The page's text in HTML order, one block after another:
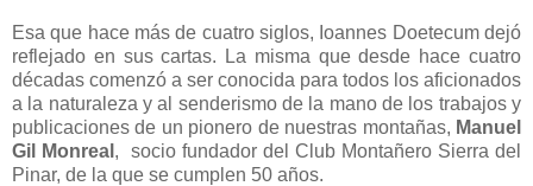
Esa que hace más de cuatro siglos, Ioannes Doetecum dejó
reflejado en sus cartas. La misma que desde hace cuatro
décadas comenzó a ser conocida para todos los aficionados
a la naturaleza y al senderismo de la mano de los trabajos y
publicaciones de un pionero de nuestras montañas, Manuel
Gil Monreal , socio fundador del Club Montañero Sierra del
Pinar, de la que se cumplen 50 años.